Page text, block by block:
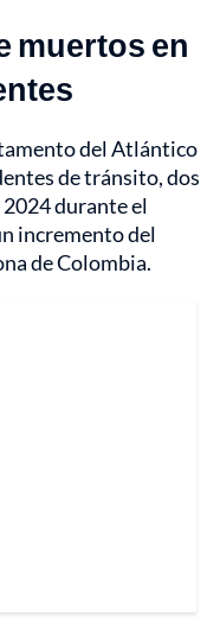
muertos en
del Atlántico
de tránsito, dos
2024 durante el
incremento del
de Colombia.